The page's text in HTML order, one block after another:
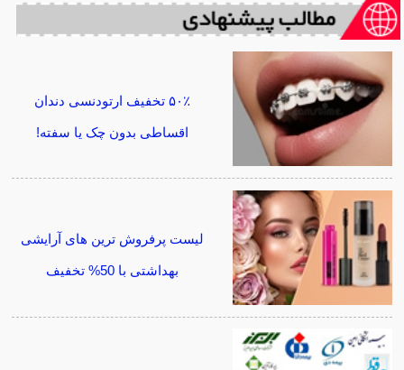
۵۰٪ تخفیف ارتودنسی دندان
اقساطی بدون چک یا سفته!
لیست پرفروش ترین های آرایشی
بهداشتی با 50% تخفیف